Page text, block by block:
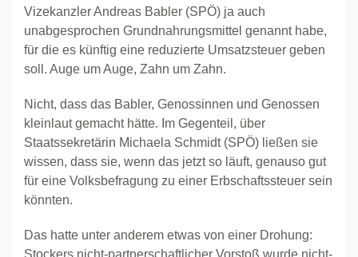
Vizekanzler Andreas Babler (SPÖ) ja auch
unabgesprochen Grundnahrungsmittel genannt habe,
für die es künftig eine reduzierte Umsatzsteuer geben
soll. Auge um Auge, Zahn um Zahn.
Nicht, dass das Babler, Genossinnen und Genossen
kleinlaut gemacht hätte. Im Gegenteil, über
Staatssekretärin Michaela Schmidt (SPÖ) ließen sie
wissen, dass sie, wenn das jetzt so läuft, genauso gut
für eine Volksbefragung zu einer Erbschaftssteuer sein
könnten.
Das hatte unter anderem etwas von einer Drohung:
Stockers nicht-partnerschaftlicher Vorstoß wurde nicht-